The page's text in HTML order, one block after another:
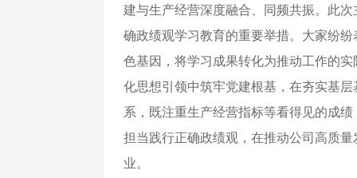
建与生产经营深度融合、同频共振。此
确政绩观学习教育的重要举措。大家纷
色基因，将学习成果转化为推动工作的
化思想引领中筑牢党建根基，在夯实基层
系，既注重生产经营指标等看得见的成
担当践行正确政绩观，在推动公司高质
业。